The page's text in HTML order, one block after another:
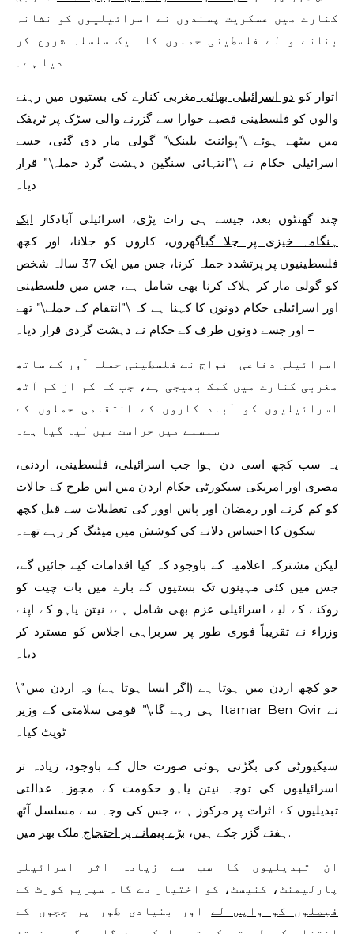
کنارے میں عسکریت پسندوں نے اسرائیلیوں کو نشانہ
بنانے والے فلسطینی حملوں کا ایک سلسلہ شروع کر
دیا ہے۔
اتوار کو دو اسرائیلی بھائی مغربی کنارے کی بستیوں میں رہنے
والوں کو فلسطینی قصبے حوارا سے گزرنے والی سڑک پر ٹریفک
میں بیٹھے ہوئے \”پوائنٹ بلینک\” گولی مار دی گئی، جسے
اسرائیلی حکام نے \”انتہائی سنگین دہشت گرد حملہ\” قرار
دیا۔
چند گھنٹوں بعد، جیسے ہی رات پڑی، اسرائیلی آبادکار ایک
ہنگامہ خیزی پر چلا گیاگھروں، کاروں کو جلانا، اور کچھ
فلسطینیوں پر پرتشدد حملہ کرنا، جس میں ایک 37 سالہ شخص
کو گولی مار کر ہلاک کرنا بھی شامل ہے، جس میں فلسطینی
اور اسرائیلی حکام دونوں کا کہنا ہے کہ \”انتقام کے حملے\” تھے
– اور جسے دونوں طرف کے حکام نے دہشت گردی قرار دیا۔
اسرائیلی دفاعی افواج نے فلسطینی حملہ آور کے ساتھ
مغربی کنارے میں کمک بھیجی ہے، جب کہ کم از کم آٹھ
اسرائیلیوں کو آباد کاروں کے انتقامی حملوں کے
سلسلے میں حراست میں لیا گیا ہے۔
یہ سب کچھ اسی دن ہوا جب اسرائیلی، فلسطینی، اردنی،
مصری اور امریکی سیکورٹی حکام اردن میں اس طرح کے حالات
کو کم کرنے اور رمضان اور پاس اوور کی تعطیلات سے قبل کچھ
سکون کا احساس دلانے کی کوشش میں میٹنگ کر رہے تھے۔
لیکن مشترکہ اعلامیہ کے باوجود کہ کیا اقدامات کیے جائیں گے،
جس میں کئی مہینوں تک بستیوں کے بارے میں بات چیت کو
روکنے کے لیے اسرائیلی عزم بھی شامل ہے، نیتن یاہو کے اپنے
وزراء نے تقریباً فوری طور پر سربراہی اجلاس کو مسترد کر
دیا۔
\”جو کچھ اردن میں ہوتا ہے (اگر ایسا ہوتا ہے) وہ اردن میں
ہی رہے گا،\” قومی سلامتی کے وزیر Itamar Ben Gvir نے
ٹویٹ کیا۔
سیکیورٹی کی بگڑتی ہوئی صورت حال کے باوجود، زیادہ تر
اسرائیلیوں کی توجہ نیتن یاہو حکومت کے مجوزہ عدالتی
تبدیلیوں کے اثرات پر مرکوز ہے، جس کی وجہ سے مسلسل آٹھ
ہفتے گزر چکے ہیں، بڑے پیمانے پر احتجاج ملک بھر میں.
ان تبدیلیوں کا سب سے زیادہ اثر اسرائیلی
پارلیمنٹ، کنیسٹ، کو اختیار دے گا۔ سپریم کورٹ کے
فیصلوں کو واپس لےاور بنیادی طور پر ججوں کے